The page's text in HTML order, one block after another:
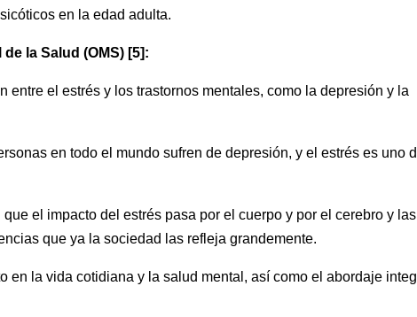
en la edad adulta.
la Salud (OMS) [5]:
entre el estrés y los trastornos mentales, como la depresión y la
en todo el mundo sufren de depresión, y el estrés es uno
el impacto del estrés pasa por el cuerpo y por el cerebro y las
que ya la sociedad las refleja grandemente.
en la vida cotidiana y la salud mental, así como el abordaje